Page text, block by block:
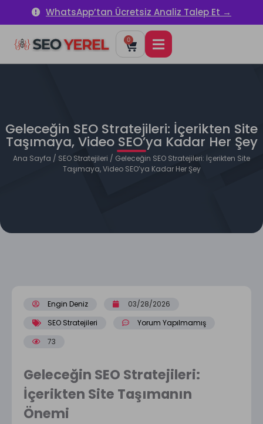
WhatsApp’tan Ücretsiz Analiz Talep Et →
0
Geleceğin SEO Stratejileri: İçerikten Site
Taşımaya, Video SEO’ya Kadar Her Şey
Ana Sayfa / SEO Stratejileri / Geleceğin SEO Stratejileri: İçerikten Site
Taşımaya, Video SEO’ya Kadar Her Şey
Engin Deniz
03/28/2026
SEO Stratejileri
Yorum Yapılmamış
73
Geleceğin SEO Stratejileri:
İçerikten Site Taşımanın
Önemi